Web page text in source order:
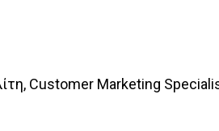
Customer Marketing